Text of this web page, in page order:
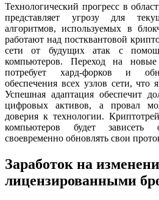
Технологический прогресс в
представляет угрозу для
алгоритмов, используемых в
работают над постквантовой
сети от будущих атак с
компьютеров. Переход на
потребует хард-форков и
обеспечения всех узлов сети, что
Успешная адаптация обеспечит
цифровых активов, а провал
доверия к технологии.
компьютеров будет зависеть
своевременно обновлять свои
Заработок на
лицензированными